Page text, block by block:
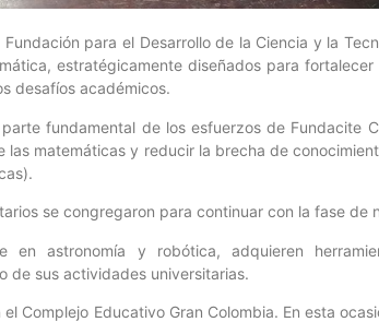
para el Desarrollo de la Ciencia y la
estratégicamente diseñados para
desafíos académicos.
fundamental de los esfuerzos de Fundacite
matemáticas y reducir la brecha de
se congregaron para continuar con la fase de
en astronomía y robótica, adquieren
de sus actividades universitarias.
Complejo Educativo Gran Colombia. En esta